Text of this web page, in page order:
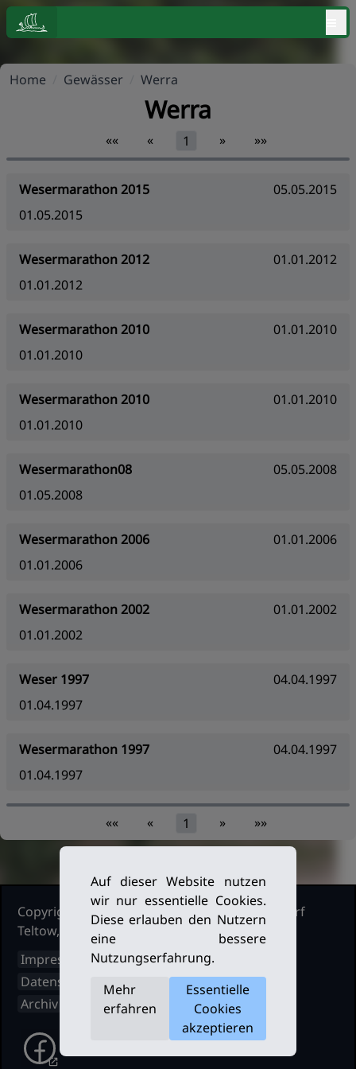
Home Gewässer Werra
Werra
«« « 1 » »»
Wesermarathon 2015
05.05.2015
01.05.2015
Wesermarathon 2012
01.01.2012
01.01.2012
Wesermarathon 2010
01.01.2010
01.01.2010
Wesermarathon 2010
01.01.2010
01.01.2010
Wesermarathon08
05.05.2008
01.05.2008
Wesermarathon 2006
01.01.2006
01.01.2006
Wesermarathon 2002
01.01.2002
01.01.2002
Weser 1997
04.04.1997
01.04.1997
Wesermarathon 1997
04.04.1997
01.04.1997
«« « 1 » »»
Copyright Ruderclub Kleinmachnow Stahnsdorf
Teltow, 2026. Alle Rechte vorbehalten.
Impressum
Datenschutz
Archiv
Auf dieser Website nutzen
wir nur essentielle Cookies.
Diese erlauben den Nutzern
eine bessere
Nutzungserfahrung.
Mehr
erfahren
Essentielle
Cookies
akzeptieren